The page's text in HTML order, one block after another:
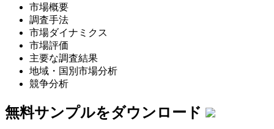
市場概要
調査手法
市場ダイナミクス
市場評価
主要な調査結果
地域・国別市場分析
競争分析
無料サンプルをダウンロード